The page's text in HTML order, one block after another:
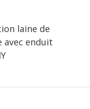
laine de
avec enduit